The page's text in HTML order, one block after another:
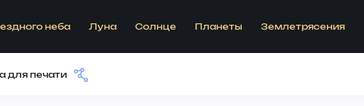
неба Луна Солнце Планеты Землетрясения
для печати